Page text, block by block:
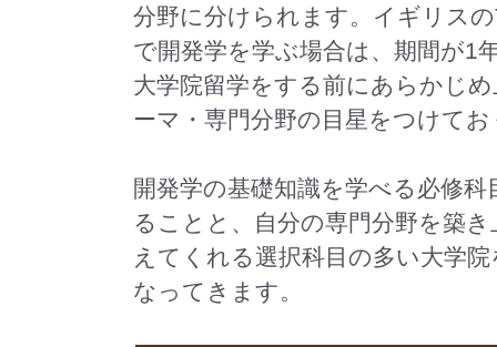
分野に分けられます。イギリス
で開発学を学ぶ場合は、期間が1
大学院留学をする前にあらかじ
ーマ・専門分野の目星をつけて
開発学の基礎知識を学べる必修
ることと、自分の専門分野を築
えてくれる選択科目の多い大学
なってきます。